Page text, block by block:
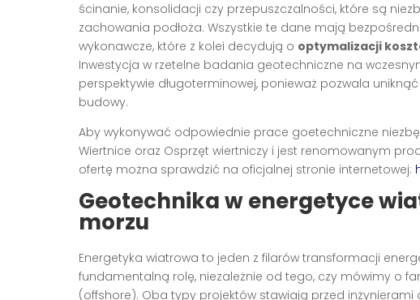
ścinanie, konsolidacji czy przepuszczalności, które są
zachowania podłoża. Wszystkie te dane mają
wykonawcze, które z kolei decydują o optymalizacji
Inwestycja w rzetelne badania geotechniczne na
perspektywie długoterminowej, ponieważ pozwala
budowy.
Aby wykonywać odpowiednie prace goetechniczne
Wiertnice oraz Osprzęt wiertniczy i jest renomowanym
ofertę można sprawdzić na oficjalnej stronie internetowej:
Geotechnika w energetyce
morzu
Energetyka wiatrowa to jeden z filarów transformacji
fundamentalną rolę, niezależnie od tego, czy mówimy o
(offshore). Oba typy projektów stawiają przed inżynierami